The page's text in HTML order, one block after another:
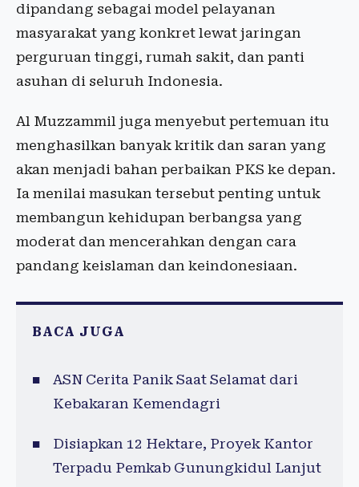
dipandang sebagai model pelayanan
masyarakat yang konkret lewat jaringan
perguruan tinggi, rumah sakit, dan panti
asuhan di seluruh Indonesia.
Al Muzzammil juga menyebut pertemuan itu
menghasilkan banyak kritik dan saran yang
akan menjadi bahan perbaikan PKS ke depan.
Ia menilai masukan tersebut penting untuk
membangun kehidupan berbangsa yang
moderat dan mencerahkan dengan cara
pandang keislaman dan keindonesiaan.
BACA JUGA
ASN Cerita Panik Saat Selamat dari
Kebakaran Kemendagri
Disiapkan 12 Hektare, Proyek Kantor
Terpadu Pemkab Gunungkidul Lanjut